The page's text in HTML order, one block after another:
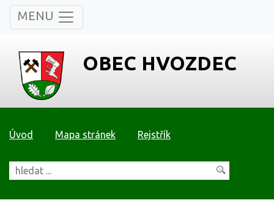
MENU
OBEC HVOZDEC
Úvod Mapa stránek Rejstřík